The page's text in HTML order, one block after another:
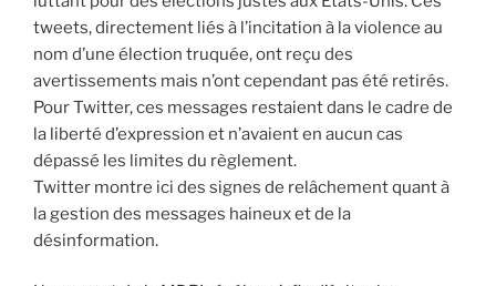
tweets, directement liés à l’incitation à la violence au
nom d’une élection truquée, ont reçu des
avertissements mais n’ont cependant pas été retirés.
Pour Twitter, ces messages restaient dans le cadre de
la liberté d’expression et n’avaient en aucun cas
dépassé les limites du règlement.
Twitter montre ici des signes de relâchement quant à
la gestion des messages haineux et de la
désinformation.